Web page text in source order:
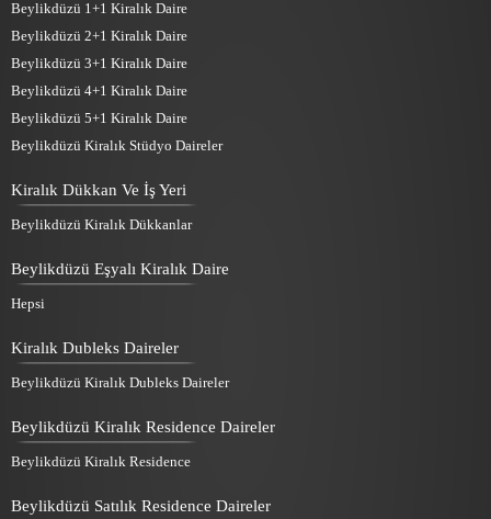
Beylikdüzü 1+1 Kiralık Daire
Beylikdüzü 2+1 Kiralık Daire
Beylikdüzü 3+1 Kiralık Daire
Beylikdüzü 4+1 Kiralık Daire
Beylikdüzü 5+1 Kiralık Daire
Beylikdüzü Kiralık Stüdyo Daireler
Kiralık Dükkan Ve İş Yeri
Beylikdüzü Kiralık Dükkanlar
Beylikdüzü Eşyalı Kiralık Daire
Hepsi
Kiralık Dubleks Daireler
Beylikdüzü Kiralık Dubleks Daireler
Beylikdüzü Kiralık Residence Daireler
Beylikdüzü Kiralık Residence
Beylikdüzü Satılık Residence Daireler